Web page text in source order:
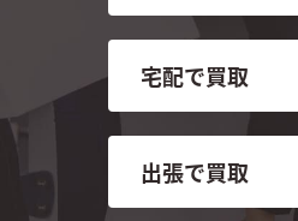
宅配で買取
出張で買取